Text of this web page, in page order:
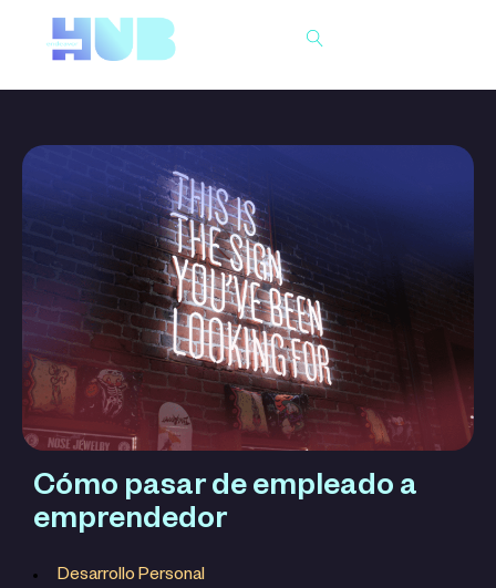
Cómo pasar de empleado a
emprendedor
Desarrollo Personal